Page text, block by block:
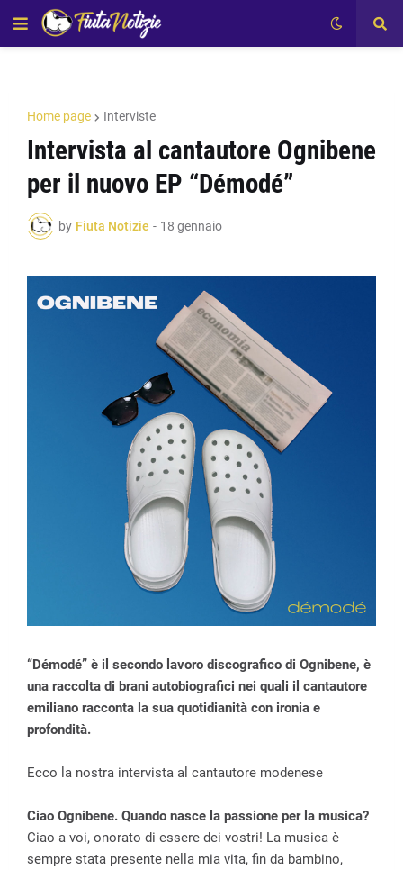
Home page Interviste
Intervista al cantautore Ognibene
per il nuovo EP “Démodé”
by Fiuta Notizie - 18 gennaio
“Démodé” è il secondo lavoro discografico di Ognibene, è
una raccolta di brani autobiografici nei quali il cantautore
emiliano racconta la sua quotidianità con ironia e
profondità.
Ecco la nostra intervista al cantautore modenese
Ciao Ognibene. Quando nasce la passione per la musica?
Ciao a voi, onorato di essere dei vostri! La musica è
sempre stata presente nella mia vita, fin da bambino,